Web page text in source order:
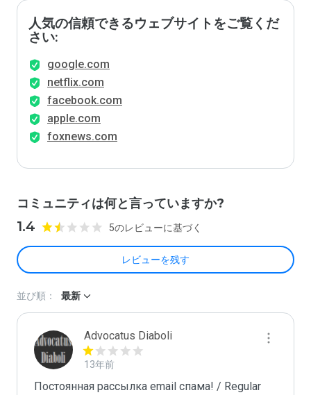
人気の信頼できるウェブサイトをご覧くだ
さい:
google.com
netflix.com
facebook.com
apple.com
foxnews.com
コミュニティは何と言っていますか?
1.4 5のレビューに基づく
レビューを残す
並び順： 最新
Advocatus Diaboli
13年前
Постоянная рассылка email спама! / Regular